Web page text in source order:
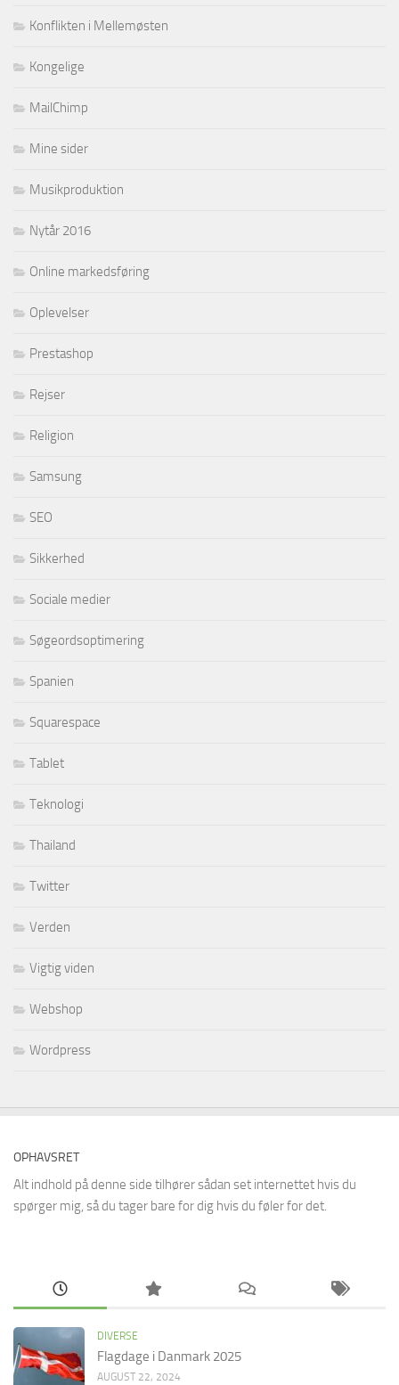
Konflikten i Mellemøsten
Kongelige
MailChimp
Mine sider
Musikproduktion
Nytår 2016
Online markedsføring
Oplevelser
Prestashop
Rejser
Religion
Samsung
SEO
Sikkerhed
Sociale medier
Søgeordsoptimering
Spanien
Squarespace
Tablet
Teknologi
Thailand
Twitter
Verden
Vigtig viden
Webshop
Wordpress
OPHAVSRET
Alt indhold på denne side tilhører sådan set internettet hvis du
spørger mig, så du tager bare for dig hvis du føler for det.
DIVERSE
Flagdage i Danmark 2025
AUGUST 22, 2024